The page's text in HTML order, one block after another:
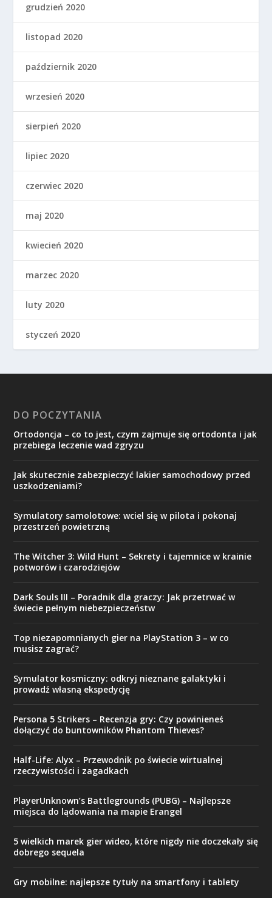
grudzień 2020
listopad 2020
październik 2020
wrzesień 2020
sierpień 2020
lipiec 2020
czerwiec 2020
maj 2020
kwiecień 2020
marzec 2020
luty 2020
styczeń 2020
DO POCZYTANIA
Ortodoncja – co to jest, czym zajmuje się ortodonta i jak
przebiega leczenie wad zgryzu
Jak skutecznie zabezpieczyć lakier samochodowy przed
uszkodzeniami?
Symulatory samolotowe: wciel się w pilota i pokonaj
przestrzeń powietrzną
The Witcher 3: Wild Hunt – Sekrety i tajemnice w krainie
potworów i czarodziejów
Dark Souls III – Poradnik dla graczy: Jak przetrwać w
świecie pełnym niebezpieczeństw
Top niezapomnianych gier na PlayStation 3 – w co
musisz zagrać?
Symulator kosmiczny: odkryj nieznane galaktyki i
prowadź własną ekspedycję
Persona 5 Strikers – Recenzja gry: Czy powinieneś
dołączyć do buntowników Phantom Thieves?
Half-Life: Alyx – Przewodnik po świecie wirtualnej
rzeczywistości i zagadkach
PlayerUnknown’s Battlegrounds (PUBG) – Najlepsze
miejsca do lądowania na mapie Erangel
5 wielkich marek gier wideo, które nigdy nie doczekały się
dobrego sequela
Gry mobilne: najlepsze tytuły na smartfony i tablety